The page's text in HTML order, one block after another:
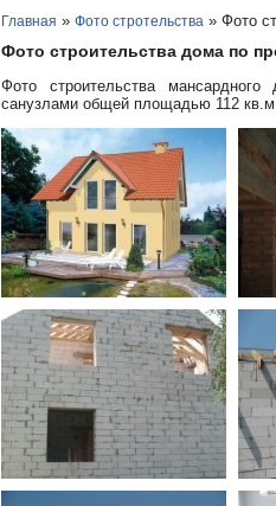
Главная » Фото стротельства » Фото
Фото строительства дома по
Фото строительства
санузлами общей площадью 112